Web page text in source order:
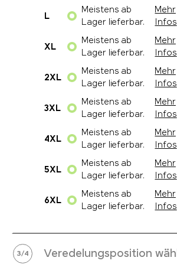
L
Meistens ab
Lager lieferbar.
Mehr
Infos
XL
Meistens ab
Lager lieferbar.
Mehr
Infos
2XL
Meistens ab
Lager lieferbar.
Mehr
Infos
3XL
Meistens ab
Lager lieferbar.
Mehr
Infos
4XL
Meistens ab
Lager lieferbar.
Mehr
Infos
5XL
Meistens ab
Lager lieferbar.
Mehr
Infos
6XL
Meistens ab
Lager lieferbar.
Mehr
Infos
3/4 Veredelungsposition